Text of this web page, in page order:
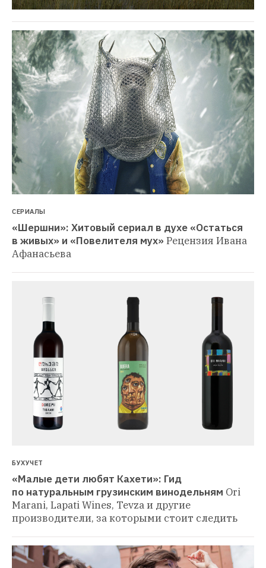
СЕРИАЛЫ
«Шершни»: Хитовый сериал в духе «Остаться
в живых» и «Повелителя мух» Рецензия Ивана
Афанасьева
БУХУЧЕТ
«Малые дети любят Кахети»: Гид
по натуральным грузинским винодельням Ori
Marani, Lapati Wines, Tevza и другие
производители, за которыми стоит следить